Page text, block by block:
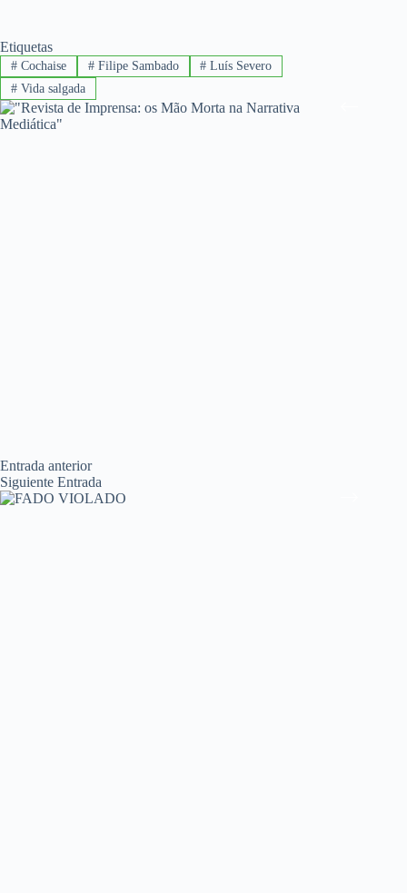
Etiquetas
#Cochaise #Filipe Sambado # Luís Severo
#Vida salgada
Entrada anterior
Siguiente Entrada